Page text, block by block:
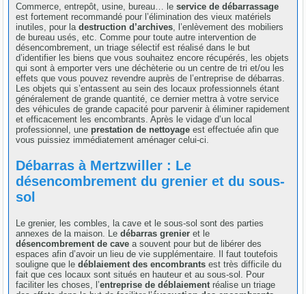
Commerce, entrepôt, usine, bureau… leservice de débarrassage
est fortement recommandé pour l’élimination des vieux matériels
inutiles, pour ladestruction d’archives , l’enlèvement des mobiliers
de bureau usés, etc. Comme pour toute autre intervention de
désencombrement, un triage sélectif est réalisé dans le but
d’identifier les biens que vous souhaitez encore récupérés, les objets
qui sont à emporter vers une déchèterie ou un centre de tri et/ou les
effets que vous pouvez revendre auprès de l’entreprise de débarras.
Les objets qui s’entassent au sein des locaux professionnels étant
généralement de grande quantité, ce dernier mettra à votre service
des véhicules de grande capacité pour parvenir à éliminer rapidement
et efficacement les encombrants. Après le vidage d’un local
professionnel, une prestation de nettoyage est effectuée afin que
vous puissiez immédiatement aménager celui-ci.
Débarras à Mertzwiller : Le
désencombrement du grenier et du sous-
sol
Le grenier, les combles, la cave et le sous-sol sont des parties
annexes de la maison. Ledébarras grenier et le
désencombrement de cave a souvent pour but de libérer des
espaces afin d’avoir un lieu de vie supplémentaire. Il faut toutefois
souligne que ledéblaiement des encombrants est très difficile du
fait que ces locaux sont situés en hauteur et au sous-sol. Pour
faciliter les choses, l’entreprise de déblaiement réalise un triage